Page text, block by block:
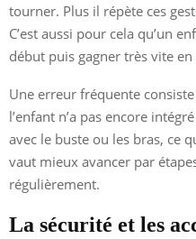
tourner. Plus il répète ces
C’est aussi pour cela qu’un
début puis gagner très vite en
Une erreur fréquente
l’enfant n’a pas encore
avec le buste ou les bras, ce
vaut mieux avancer par
régulièrement.
La sécurité et les